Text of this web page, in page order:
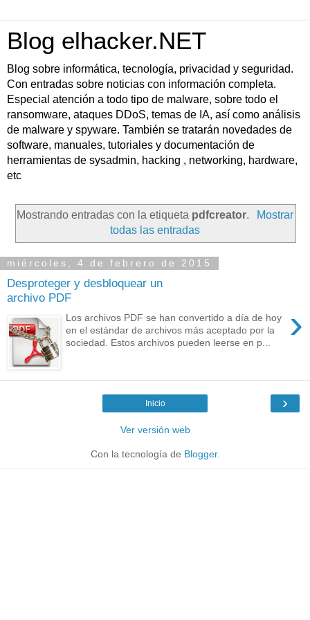
Blog elhacker.NET
Blog sobre informática, tecnología, privacidad y seguridad.
Con entradas sobre noticias con información completa.
Especial atención a todo tipo de malware, sobre todo el
ransomware, ataques DDoS, temas de IA, así como análisis
de malware y spyware. También se tratarán novedades de
software, manuales, tutoriales y documentación de
herramientas de sysadmin, hacking , networking, hardware,
etc
Mostrando entradas con la etiqueta pdfcreator.
Mostrar
todas las entradas
miércoles, 4 de febrero de 2015
Desproteger y desbloquear un
archivo PDF
›
Los archivos PDF se han convertido a día de hoy
en el estándar de archivos más aceptado por la
sociedad. Estos archivos pueden leerse en p...
›
Inicio
Ver versión web
Con la tecnología de Blogger.